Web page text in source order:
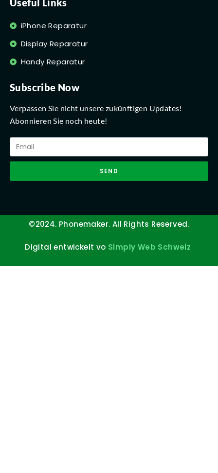
Useful Links
iPhone Reparatur
Display Reparatur
Handy Reparatur
Subscribe Now
Verpassen Sie nicht unsere zukünftigen Updates!
Abonnieren Sie noch heute!
SEND
©2024. Phonemaker. All Rights Reserved.
Digital entwickelt vo Simply Web Schweiz